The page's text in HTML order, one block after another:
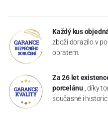
Každý kus
zboží dorazilo v
obratem.
Za 26 let
porcelánu , díky
současné i